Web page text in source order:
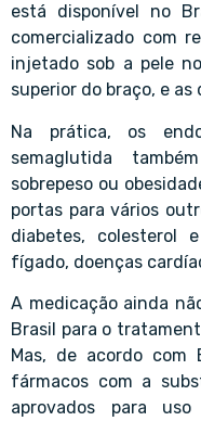
está disponível no
comercializado com
injetado sob a pele
superior do braço, e as
Na prática, os
semaglutida
sobrepeso ou
portas para vários
diabetes, colesterol
fígado, doenças
A medicação ainda
Brasil para o
Mas, de acordo com
fármacos com a
aprovados para